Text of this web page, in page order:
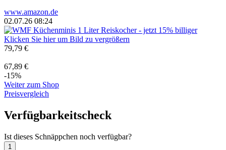
www.amazon.de
02.07.26 08:24
Klicken Sie hier um Bild zu vergrößern
79,79 €
67,89 €
-15%
Weiter zum Shop
Preisvergleich
Verfügbarkeitscheck
Ist dieses Schnäppchen noch verfügbar?
1